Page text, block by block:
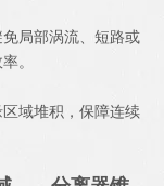
局部涡流、短路或
。
域堆积，保障连续